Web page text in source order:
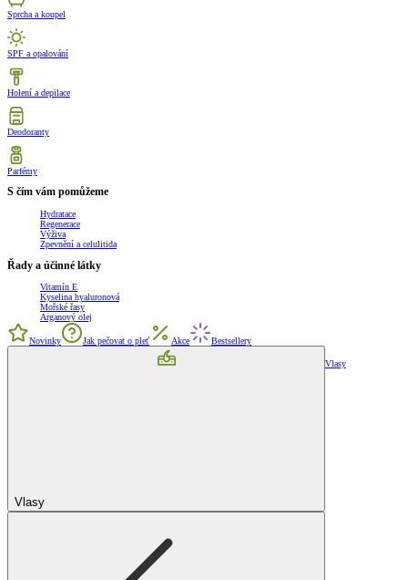
Sprcha a koupel
SPF a opalování
Holení a depilace
Deodoranty
Parfémy
S čím vám pomůžeme
Hydratace
Regenerace
Výživa
Zpevnění a celulitida
Řady a účinné látky
Vitamín E
Kyselina hyaluronová
Mořské řasy
Arganový olej
Novinky Jak pečovat o pleť Akce Bestsellery
Vlasy
Vlasy